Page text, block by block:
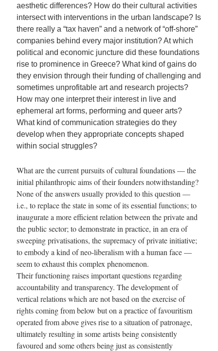
aesthetic differences? How do their cultural activities
intersect with interventions in the urban landscape? Is
there really a “tax haven” and a network of “off-shore”
companies behind every major institution? At which
political and economic juncture did these foundations
rise to prominence in Greece? What kind of gains do
they envision through their funding of challenging and
sometimes unprofitable art and research projects?
How may one interpret their interest in live and
ephemeral art forms, performing and queer arts?
What kind of communication strategies do they
develop when they appropriate concepts shaped
within social struggles?
What are the current pursuits of cultural foundations — the
initial philanthropic aims of their founders notwithstanding?
None of the answers usually provided to this question —
i.e., to replace the state in some of its essential functions; to
inaugurate a more efficient relation between the private and
the public sector; to demonstrate in practice, in an era of
sweeping privatisations, the supremacy of private initiative;
to embody a kind of neo-liberalism with a human face —
seem to exhaust this complex phenomenon.
Their functioning raises important questions regarding
accountability and transparency. The development of
vertical relations which are not based on the exercise of
rights coming from below but on a practice of favouritism
operated from above gives rise to a situation of patronage,
ultimately resulting in some artists being consistently
favoured and some others being just as consistently